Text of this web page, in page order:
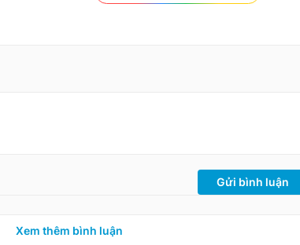
Gửi bình luận
Xem thêm bình luận